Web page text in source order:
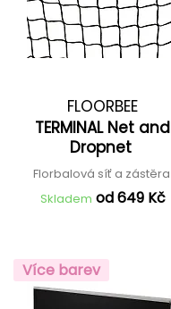
FLOORBEE
TERMINAL Net and
Dropnet
Florbalová síť a zástěra
Skladem od 649 Kč
Více barev